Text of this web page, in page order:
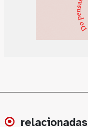
relacionadas